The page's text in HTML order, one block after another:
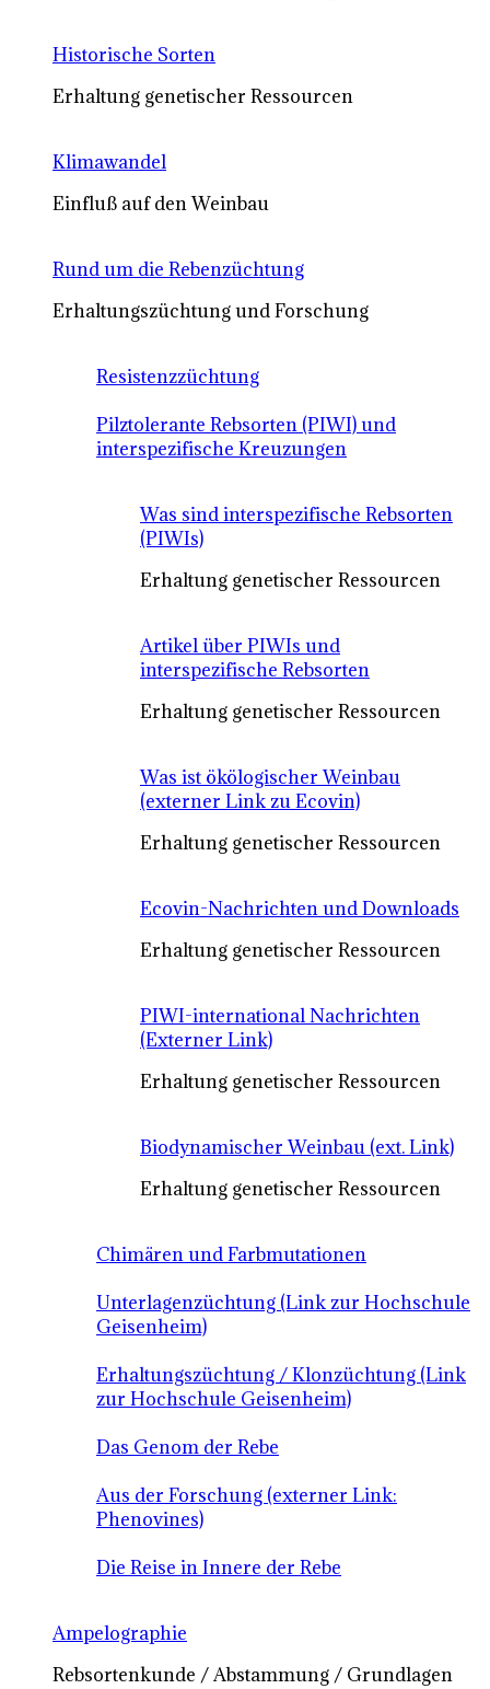
Historische Sorten
Erhaltung genetischer Ressourcen
Klimawandel
Einfluß auf den Weinbau
Rund um die Rebenzüchtung
Erhaltungszüchtung und Forschung
Resistenzzüchtung
Pilztolerante Rebsorten (PIWI) und
interspezifische Kreuzungen
Was sind interspezifische Rebsorten
(PIWIs)
Erhaltung genetischer Ressourcen
Artikel über PIWIs und
interspezifische Rebsorten
Erhaltung genetischer Ressourcen
Was ist ökölogischer Weinbau
(externer Link zu Ecovin)
Erhaltung genetischer Ressourcen
Ecovin-Nachrichten und Downloads
Erhaltung genetischer Ressourcen
PIWI-international Nachrichten
(Externer Link)
Erhaltung genetischer Ressourcen
Biodynamischer Weinbau (ext. Link)
Erhaltung genetischer Ressourcen
Chimären und Farbmutationen
Unterlagenzüchtung (Link zur Hochschule
Geisenheim)
Erhaltungszüchtung / Klonzüchtung (Link
zur Hochschule Geisenheim)
Das Genom der Rebe
Aus der Forschung (externer Link:
Phenovines)
Die Reise in Innere der Rebe
Ampelographie
Rebsortenkunde / Abstammung / Grundlagen